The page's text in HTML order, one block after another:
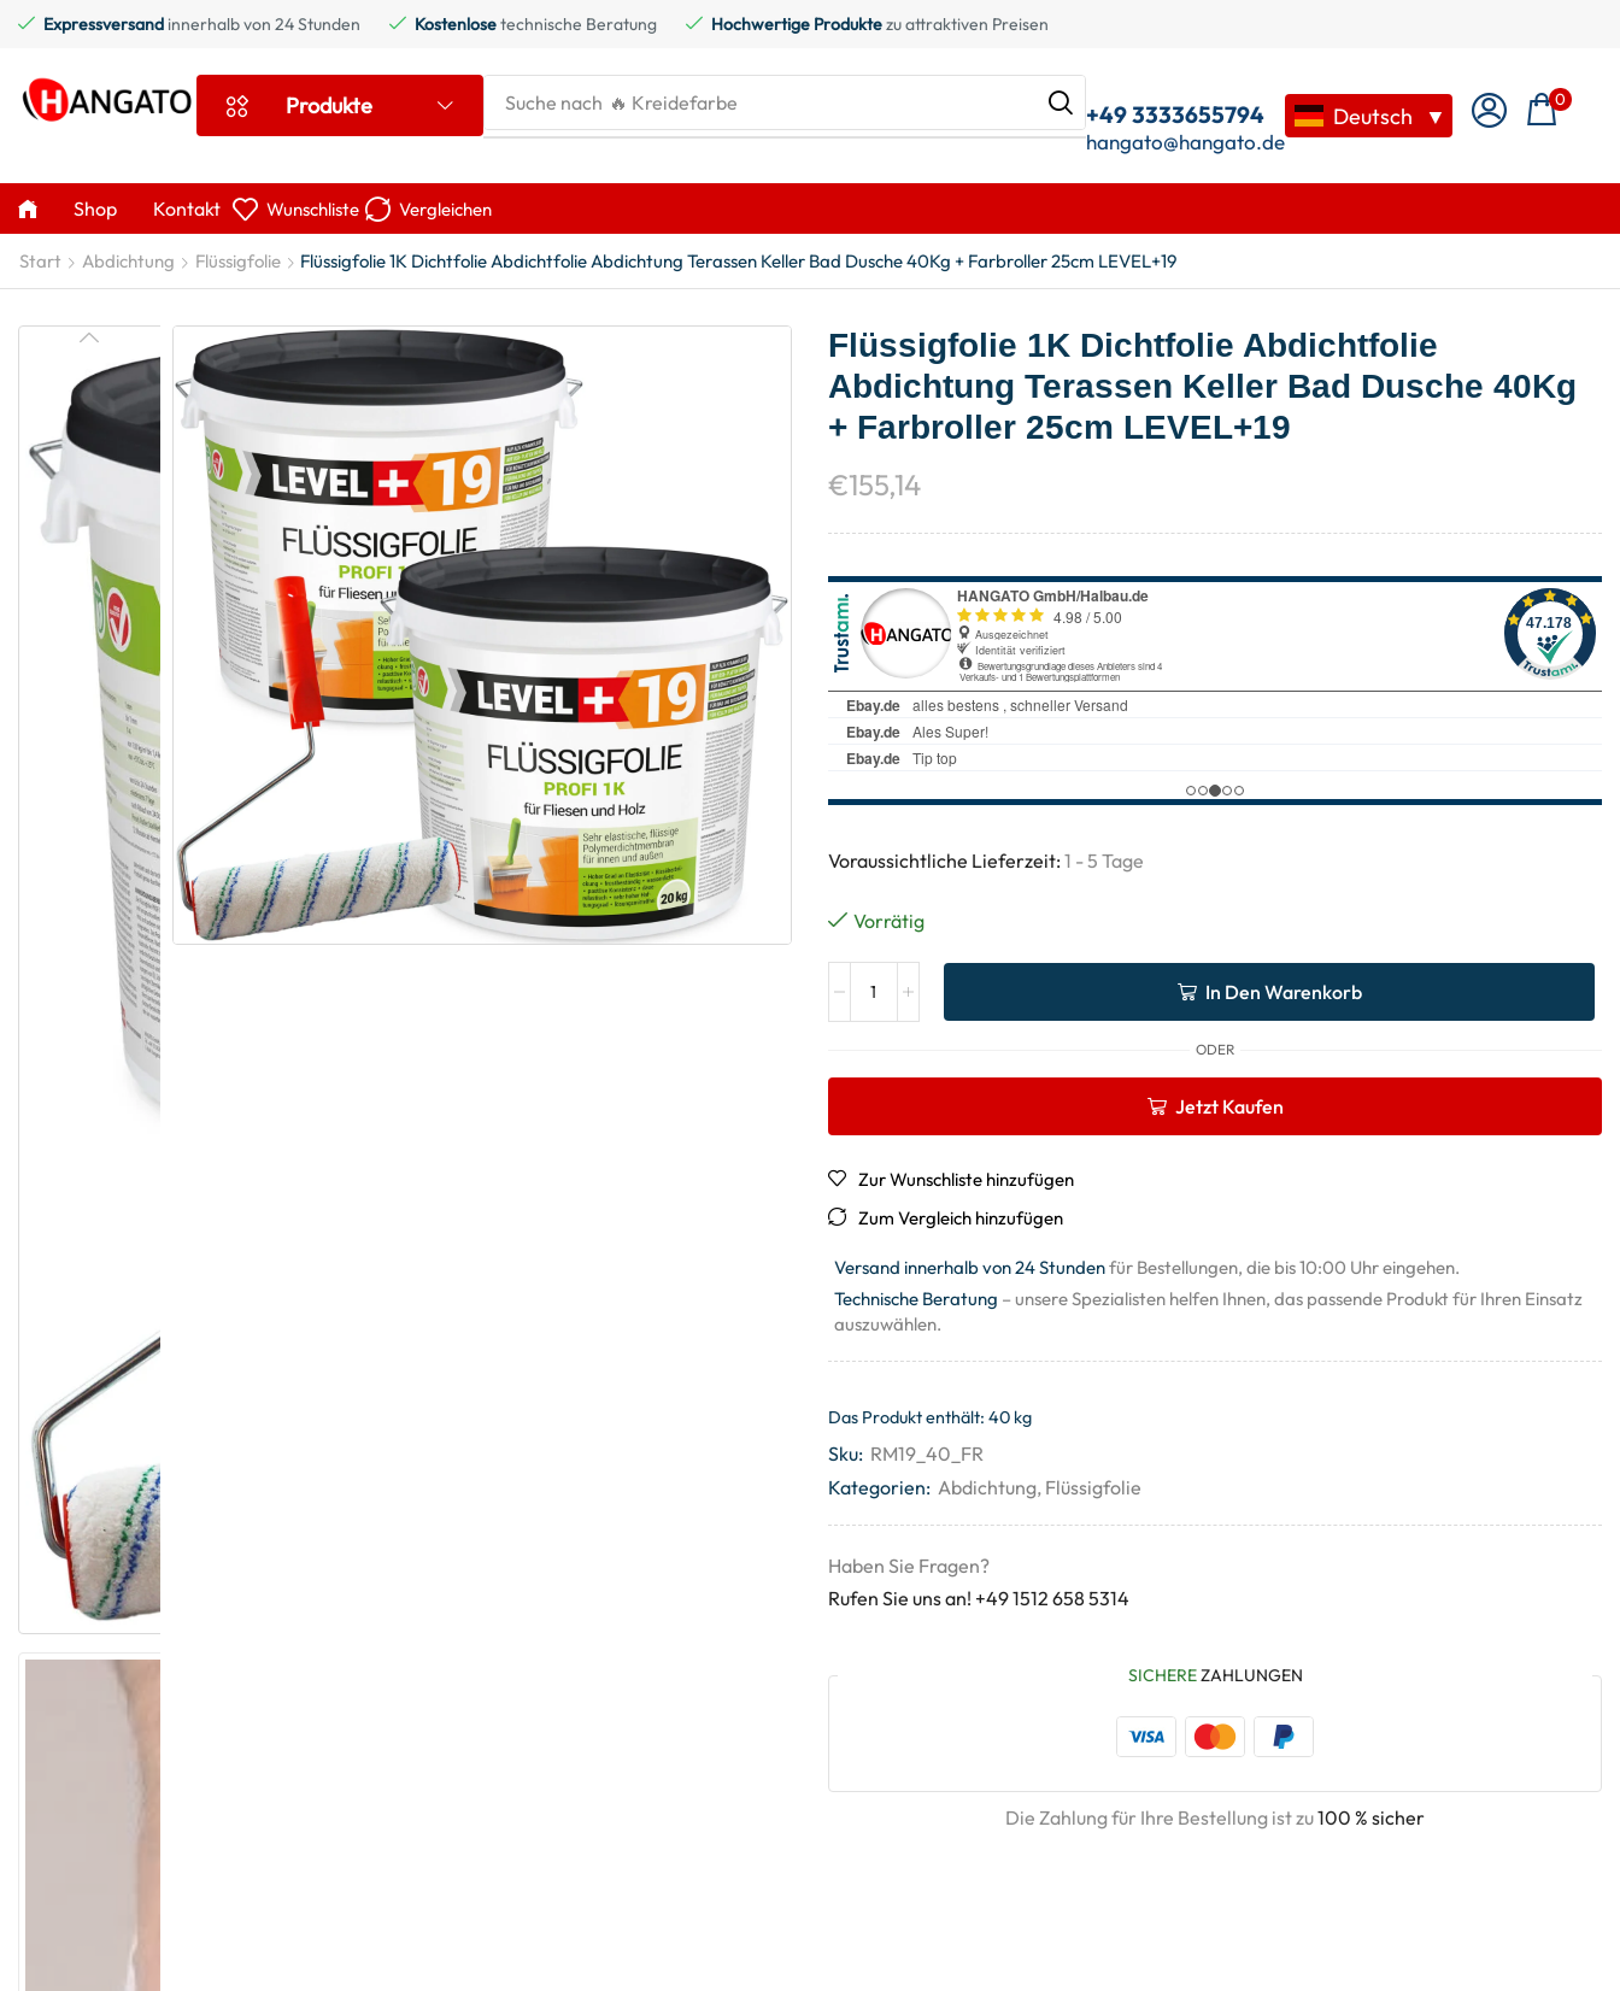
Expressversand innerhalb von 24 Stunden Kostenlosetechnische Beratung Hochwertige Produktezu attraktiven Preisen
Produkte Suche nach 🔥 Kreidefarbe +49 3333655794
hangato@hangato.de
Deutsch ▼
0
Shop Kontakt Wunschliste Vergleichen
Start Abdichtung Flüssigfolie Flüssigfolie 1K Dichtfolie Abdichtfolie Abdichtung Terassen Keller Bad Dusche 40Kg + Farbroller 25cm LEVEL+19
Flüssigfolie 1K Dichtfolie Abdichtfolie
Abdichtung Terassen Keller Bad Dusche 40Kg
+ Farbroller 25cm LEVEL+19
€155,14
Voraussichtliche Lieferzeit: 1 - 5 Tage
Vorrätig
In Den Warenkorb
ODER
Jetzt Kaufen
Zur Wunschliste hinzufügen
Zum Vergleich hinzufügen
Versand innerhalb von 24 Stundenfür Bestellungen, die bis 10:00 Uhr eingehen.
Technische Beratung – unsere Spezialisten helfen Ihnen, das passende Produkt für Ihren Einsatz
auszuwählen.
Das Produkt enthält: 40 kg
Sku: RM19_40_FR
Kategorien: Abdichtung, Flüssigfolie
Haben Sie Fragen?
Rufen Sie uns an! +49 1512 658 5314
SICHEREZAHLUNGEN
Die Zahlung für Ihre Bestellung ist zu100 % sicher